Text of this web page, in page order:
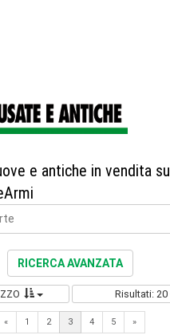
e antiche in vendita su
RICERCA AVANZATA
Risultati: 20
«Previous
1 2 3 4 5 »Next